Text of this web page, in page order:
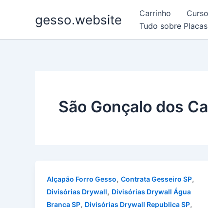
gesso.website Carrinho
Tudo sobre
São Gonçalo dos
Alçapão Forro Gesso, Contrata Gesseiro SP,
Divisórias Drywall, Divisórias Drywall Água
Branca SP, Divisórias Drywall Republica SP,